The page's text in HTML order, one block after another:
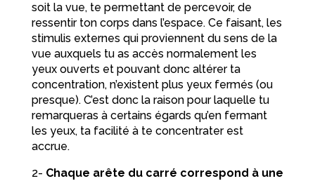
soit la vue, te permettant de percevoir, de
ressentir ton corps dans l’espace. Ce faisant, les
stimulis externes qui proviennent du sens de la
vue auxquels tu as accès normalement les
yeux ouverts et pouvant donc altérer ta
concentration, n’existent plus yeux fermés (ou
presque). C’est donc la raison pour laquelle tu
remarqueras à certains égards qu’en fermant
les yeux, ta facilité à te concentrater est
accrue.
2- Chaque arête du carré correspond à une